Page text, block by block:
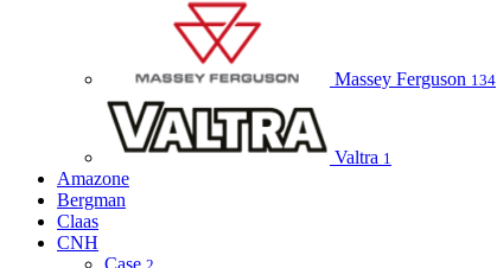
Massey Ferguson 134
Valtra 1
Amazone
Bergman
Claas
CNH
Case